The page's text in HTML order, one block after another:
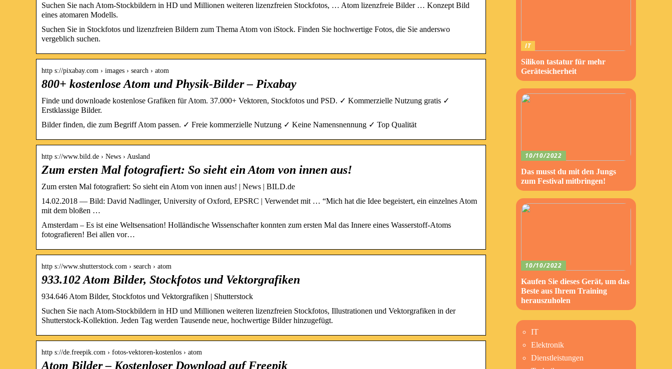
Suchen Sie nach Atom-Stockbildern in HD und Millionen weiteren lizenzfreien Stockfotos, … Atom lizenzfreie Bilder … Konzept Bild
eines atomaren Modells.
Suchen Sie in Stockfotos und lizenzfreien Bildern zum Thema Atom von iStock. Finden Sie hochwertige Fotos, die Sie anderswo
vergeblich suchen.
http s://pixabay.com › images › search › atom
800+ kostenlose Atom und Physik-Bilder – Pixabay
Finde und downloade kostenlose Grafiken für Atom. 37.000+ Vektoren, Stockfotos und PSD. ✓ Kommerzielle Nutzung gratis ✓
Erstklassige Bilder.
Bilder finden, die zum Begriff Atom passen. ✓ Freie kommerzielle Nutzung ✓ Keine Namensnennung ✓ Top Qualität
http s://www.bild.de › News › Ausland
Zum ersten Mal fotografiert: So sieht ein Atom von innen aus!
Zum ersten Mal fotografiert: So sieht ein Atom von innen aus! | News | BILD.de
14.02.2018 — Bild: David Nadlinger, University of Oxford, EPSRC | Verwendet mit … “Mich hat die Idee begeistert, ein einzelnes Atom
mit dem bloßen …
Amsterdam – Es ist eine Weltsensation! Holländische Wissenschafter konnten zum ersten Mal das Innere eines Wasserstoff-Atoms
fotografieren! Bei allen vor…
http s://www.shutterstock.com › search › atom
933.102 Atom Bilder, Stockfotos und Vektorgrafiken
934.646 Atom Bilder, Stockfotos und Vektorgrafiken | Shutterstock
Suchen Sie nach Atom-Stockbildern in HD und Millionen weiteren lizenzfreien Stockfotos, Illustrationen und Vektorgrafiken in der
Shutterstock-Kollektion. Jeden Tag werden Tausende neue, hochwertige Bilder hinzugefügt.
http s://de.freepik.com › fotos-vektoren-kostenlos › atom
Atom Bilder – Kostenloser Download auf Freepik
IT
Silikon tastatur für mehr
Gerätesicherheit
10/10/2022
Das musst du mit den Jungs
zum Festival mitbringen!
10/10/2022
Kaufen Sie dieses Gerät, um das
Beste aus Ihrem Training
herauszuholen
IT
Elektronik
Dienstleistungen